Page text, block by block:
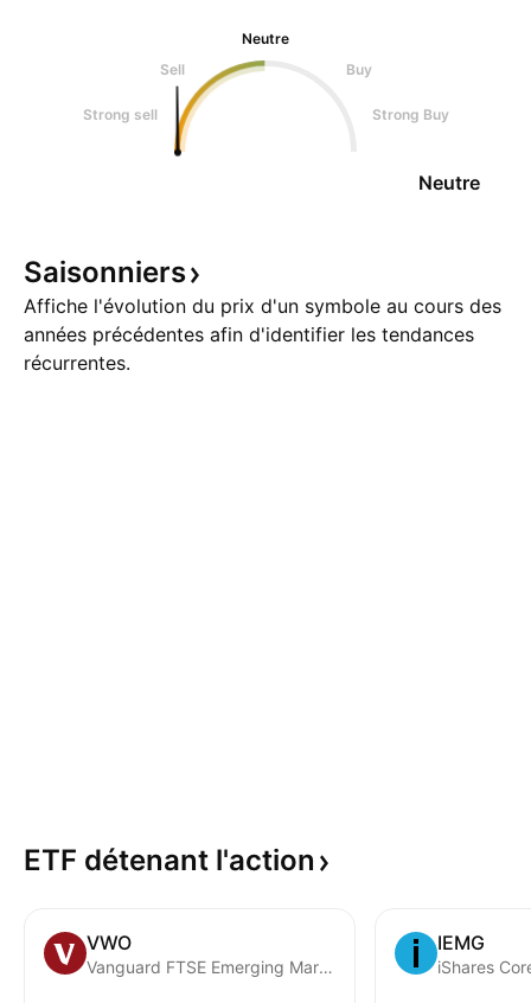
Neutre
Sell
Buy
Strong sell Strong Buy
Neutre
Saisonniers
Affiche l'évolution du prix d'un symbole au cours des
années précédentes afin d'identifier les tendances
récurrentes.
ETF détenant l'action
VWO
Vanguard FTSE Emerging Markets ETF
IEMG